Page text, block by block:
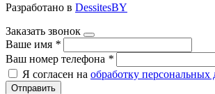
Разработано в DessitesBY
Заказать звонок
Ваше имя *
Ваш номер телефона *
Я согласен на обработку персональных
Отправить